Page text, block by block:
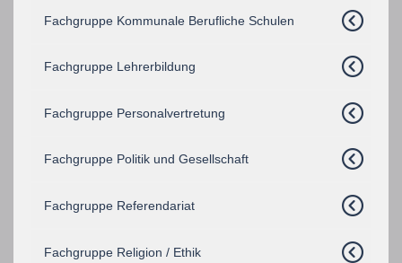
Fachgruppe Kommunale Berufliche Schulen
Fachgruppe Lehrerbildung
Fachgruppe Personalvertretung
Fachgruppe Politik und Gesellschaft
Fachgruppe Referendariat
Fachgruppe Religion / Ethik